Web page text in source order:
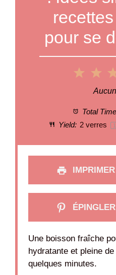
pour se
2
Star
Total
Yield: 2verres 1
Une boisson fraîche
hydratante et pleine
quelques minutes.